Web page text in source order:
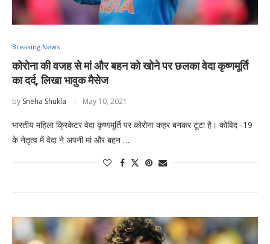
Breaking News
कोरोना की वजह से मां और बहन को खोने पर छलका वेदा कृष्णमूर्ति
का दर्द, लिखा भावुक मैसेज
by Sneha Shukla May 10, 2021
भारतीय महिला क्रिकेटर वेदा कृष्णमूर्ति पर कोरोना कहर बनकर टूटा है। कोविद -19
के नेतृत्व में वेदा ने अपनी मां और बहन …